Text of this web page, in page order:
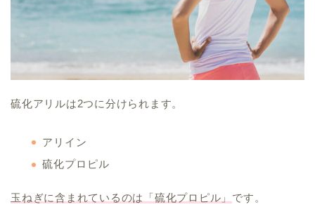
硫化アリルは2つに分けられます。
アリイン
硫化プロピル
玉ねぎに含まれているのは「硫化プロピル」 です。